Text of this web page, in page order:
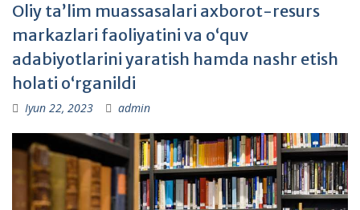
Oliy taʼlim muassasalari axborot-resurs
markazlari faoliyatini va oʻquv
adabiyotlarini yaratish hamda nashr etish
holati oʻrganildi
Iyun 22, 2023 admin